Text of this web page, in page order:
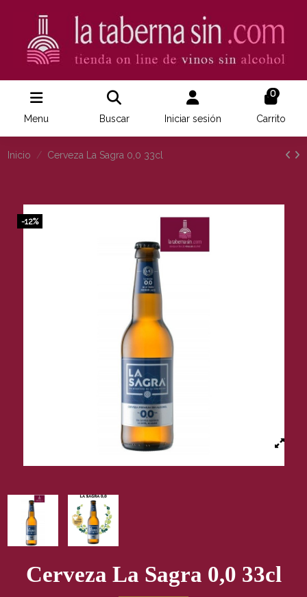
Menu Buscar Iniciar sesión
0
Carrito
Inicio Cerveza La Sagra 0,0 33cl
-12%
Cerveza La Sagra 0,0 33cl